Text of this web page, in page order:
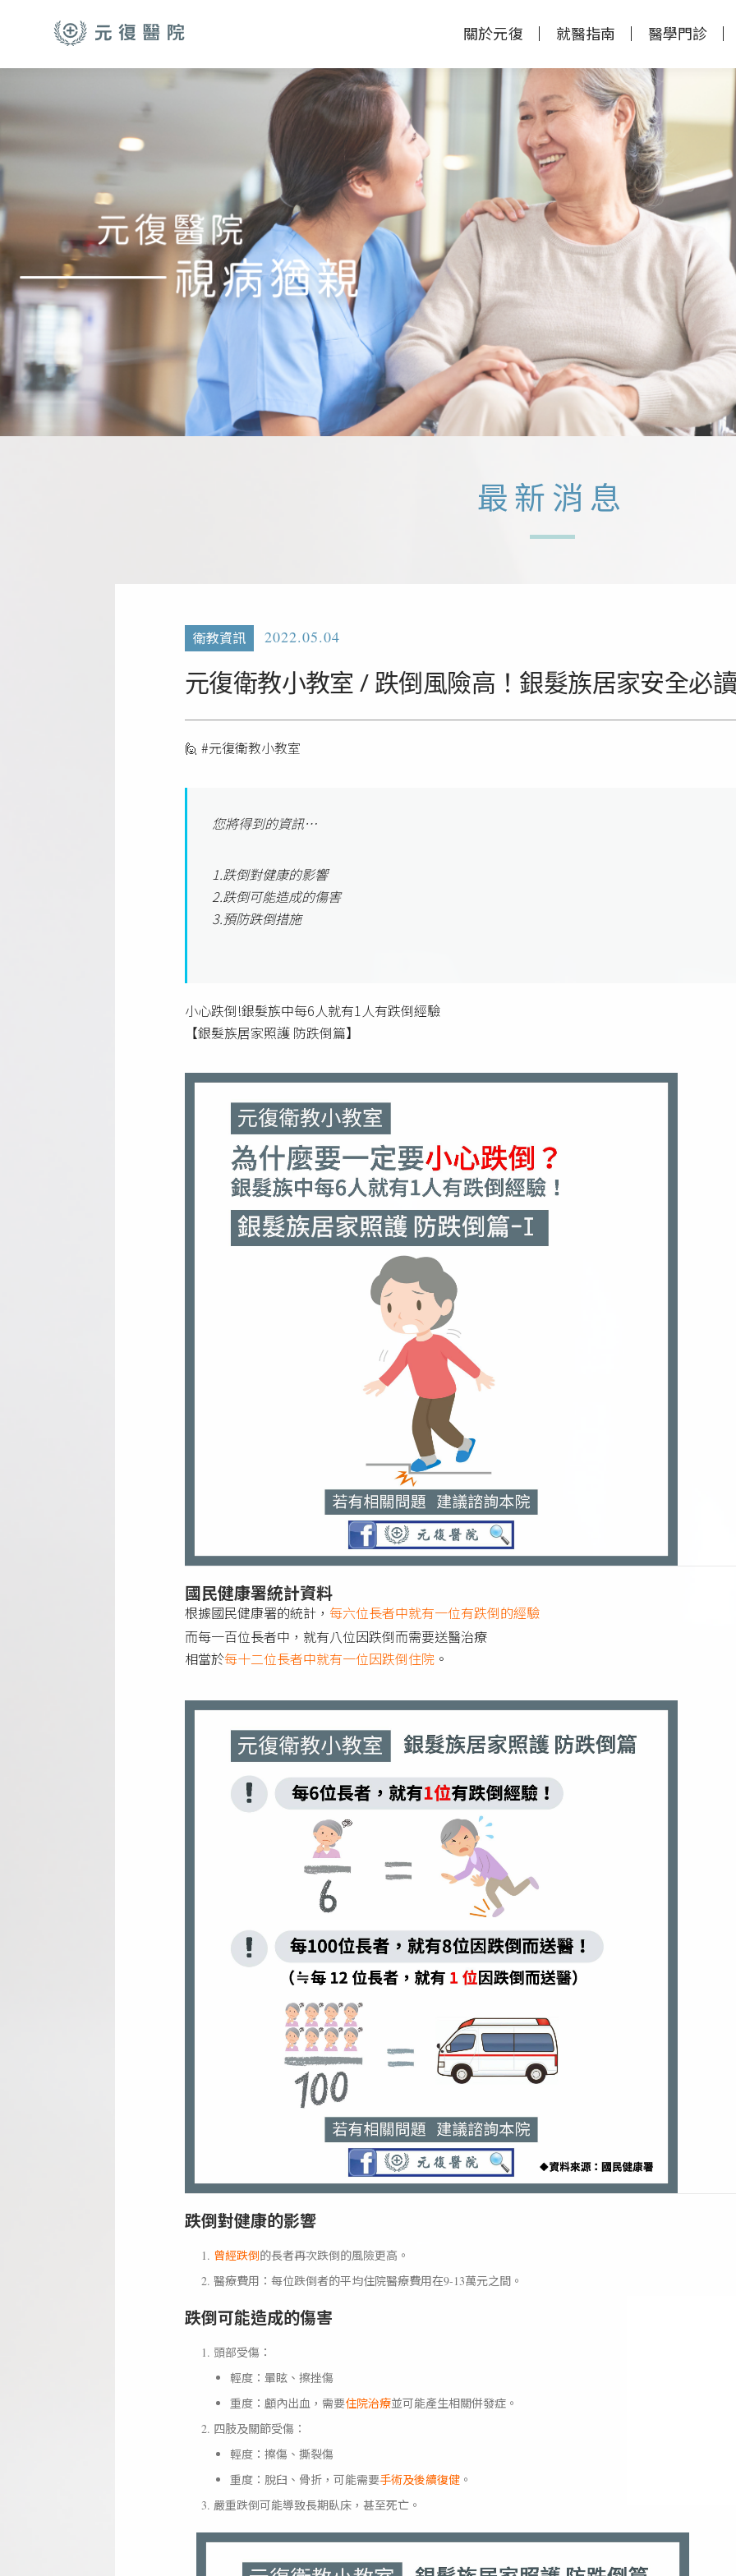
關於元復 就醫指南 醫學門診
最新消息
衛教資訊 2022.05.04
元復衛教小教室 / 跌倒風險高！銀髮族居家安全必讀
🙋 #元復衛教小教室
您將得到的資訊…
1.跌倒對健康的影響
2.跌倒可能造成的傷害
3.預防跌倒措施
小心跌倒!銀髮族中每6人就有1人有跌倒經驗
【銀髮族居家照護 防跌倒篇】
國民健康署統計資料
根據國民健康署的統計， 每六位長者中就有一位有跌倒的經驗
而每一百位長者中，就有八位因跌倒而需要送醫治療
相當於每十二位長者中就有一位因跌倒住院 。
跌倒對健康的影響
曾經跌倒的長者再次跌倒的風險更高。
醫療費用：每位跌倒者的平均住院醫療費用在9-13萬元之間。
跌倒可能造成的傷害
頭部受傷：
輕度：暈眩、擦挫傷
重度：顱內出血，需要住院治療並可能產生相關併發症。
四肢及關節受傷：
輕度：擦傷、撕裂傷
重度：脫臼、骨折，可能需要手術及後續復健 。
嚴重跌倒可能導致長期臥床，甚至死亡。